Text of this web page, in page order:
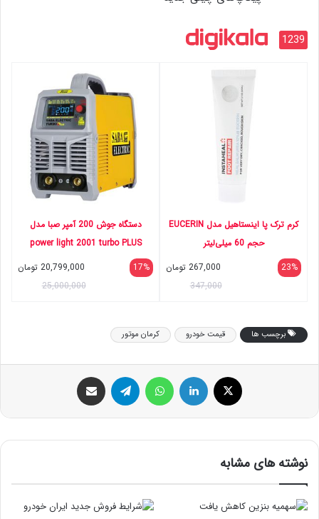
1239
کرم ترک پا اینستاهیل مدل EUCERIN
حجم 60 میلی‌لیتر
23%
267,000 تومان
347,000
دستگاه جوش 200 آمپر صبا مدل
power light 2001 turbo PLUS
17%
20,799,000 تومان
25,000,000
برچسب ها قیمت خودرو کرمان موتور
ایکس لینکداین تلگرام
نوشته های مشابه